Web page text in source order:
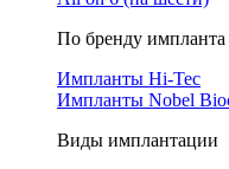
По бренду импланта
Импланты Hi-Tec
Импланты Nobel
Виды имплантации